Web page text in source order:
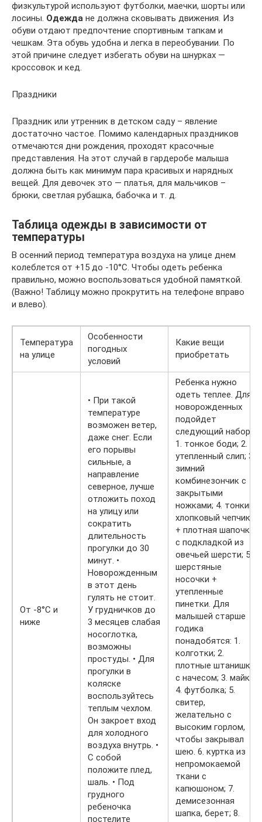
физкультурой используют футболки, маечки, шорты или
лосины. Одежда не должна сковывать движения. Из
обуви отдают предпочтение спортивным тапкам и
чешкам. Эта обувь удобна и легка в переобувании. По
этой причине следует избегать обуви на шнурках —
кроссовок и кед.
Праздники
Праздник или утренник в детском саду – явление
достаточно частое. Помимо календарных праздников
отмечаются дни рождения, проходят красочные
представления. На этот случай в гардеробе малыша
должна быть как минимум пара красивых и нарядных
вещей. Для девочек это — платья, для мальчиков –
брюки, светлая рубашка, бабочка и т. д.
Таблица одежды в зависимости от
температуры
В осенний период температура воздуха на улице днем
колеблется от +15 до -10°С. Чтобы одеть ребенка
правильно, можно воспользоваться удобной памяткой.
(Важно! Таблицу можно прокрутить на телефоне вправо
и влево).
Температура
на улице
Особенности
погодных
условий
Какие вещи
приобретать
От -8°С и
ниже
• При такой
температуре
возможен ветер,
даже снег. Если
его порывы
сильные, а
направление
северное, лучше
отложить поход
на улицу или
сократить
длительность
прогулки до 30
минут. •
Новорожденным
в этот день
гулять не стоит.
У грудничков до
3 месяцев слабая
носоглотка,
возможны
простуды. • Для
прогулки в
коляске
воспользуйтесь
теплым чехлом.
Он закроет вход
для холодного
воздуха внутрь. •
С собой
положите плед,
шаль. • Под
грудного
ребеночка
постелите
Ребенка нужно
одеть теплее. Для
новорожденных
подойдет
следующий набор:
1. тонкое боди; 2.
утепленный слип; 3.
зимний
комбинезончик с
закрытыми
ножками; 4. тонкий
хлопковый чепчик
+ плотная шапочка
с подкладкой из
овечьей шерсти; 5.
шерстяные
носочки +
утепленные
пинетки. Для
малышей старше
годика
понадобятся: 1.
колготки; 2.
плотные штанишки
с начесом; 3. майка;
4. футболка; 5.
свитер,
желательно с
высоким горлом,
чтобы закрывал
шею. 6. куртка из
непромокаемой
ткани с
капюшоном; 7.
демисезонная
шапка, берет; 8.